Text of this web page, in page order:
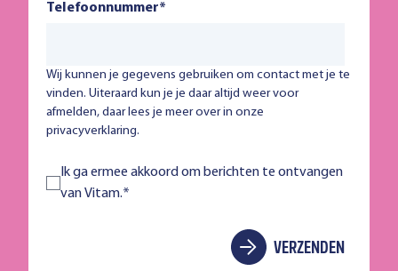
Telefoonnummer*
Wij kunnen je gegevens gebruiken om contact met je te
vinden. Uiteraard kun je je daar altijd weer voor
afmelden, daar lees je meer over in onze
privacyverklaring.
Ik ga ermee akkoord om berichten te ontvangen
van Vitam.*